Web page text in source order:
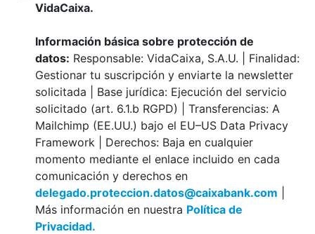
VidaCaixa.
Información básica sobre protección de
datos: Responsable: VidaCaixa, S.A.U. | Finalidad:
Gestionar tu suscripción y enviarte la newsletter
solicitada | Base jurídica: Ejecución del servicio
solicitado (art. 6.1.b RGPD) | Transferencias: A
Mailchimp (EE.UU.) bajo el EU–US Data Privacy
Framework | Derechos: Baja en cualquier
momento mediante el enlace incluido en cada
comunicación y derechos en
delegado.proteccion.datos@caixabank.com
Más información en nuestra Política de
Privacidad.